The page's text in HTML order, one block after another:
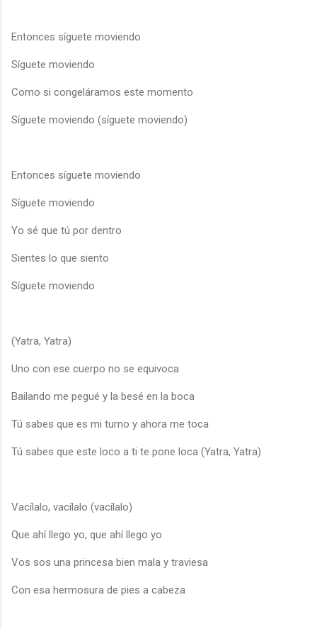
Entonces síguete moviendo
Síguete moviendo
Como si congeláramos este momento
Síguete moviendo (síguete moviendo)
Entonces síguete moviendo
Síguete moviendo
Yo sé que tú por dentro
Sientes lo que siento
Síguete moviendo
(Yatra, Yatra)
Uno con ese cuerpo no se equivoca
Bailando me pegué y la besé en la boca
Tú sabes que es mi turno y ahora me toca
Tú sabes que este loco a ti te pone loca (Yatra, Yatra)
Vacílalo, vacílalo (vacílalo)
Que ahí llego yo, que ahí llego yo
Vos sos una princesa bien mala y traviesa
Con esa hermosura de pies a cabeza